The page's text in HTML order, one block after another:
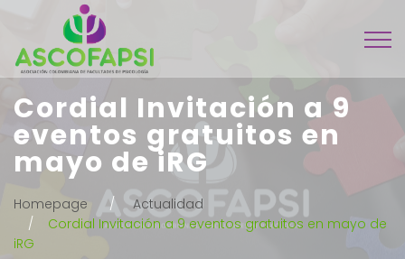
Cordial Invitación a 9
eventos gratuitos en
mayo de iRG
Homepage
Actualidad
Cordial Invitación a 9 eventos gratuitos en mayo de
iRG